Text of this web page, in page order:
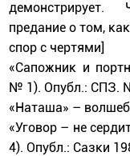
демонстрирует.
предание о том,
спор с чертями]
«Сапожник и
№ 1). Опубл.: СПЗ.
«Наташа» –
«Уговор – не
4). Опубл.: Сазки